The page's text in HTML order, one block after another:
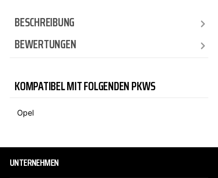
BESCHREIBUNG
BEWERTUNGEN
KOMPATIBEL MIT FOLGENDEN PKWS
Opel
UNTERNEHMEN